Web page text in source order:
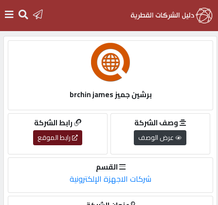
التسجيل
English
أضف
برشين جميز brchin james
رابط الشركة
رابط الموقع
وصف الشركة
عرض الوصف
القسم
شركات الاجهزة الإلكترونية